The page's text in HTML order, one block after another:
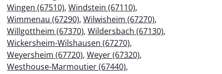
Wingen (67510), Windstein (67110),
Wimmenau (67290), Wilwisheim (67270),
Willgottheim (67370), Wildersbach (67130),
Wickersheim-Wilshausen (67270),
Weyersheim (67720), Weyer (67320),
Westhouse-Marmoutier (67440),